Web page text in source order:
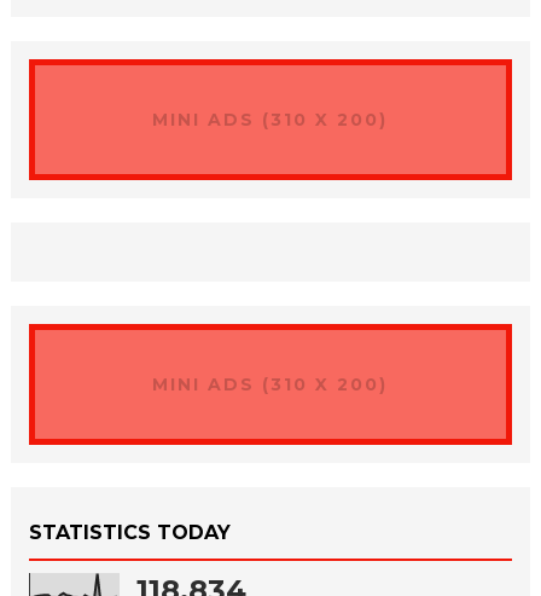
MINI ADS (310 X 200)
MINI ADS (310 X 200)
STATISTICS TODAY